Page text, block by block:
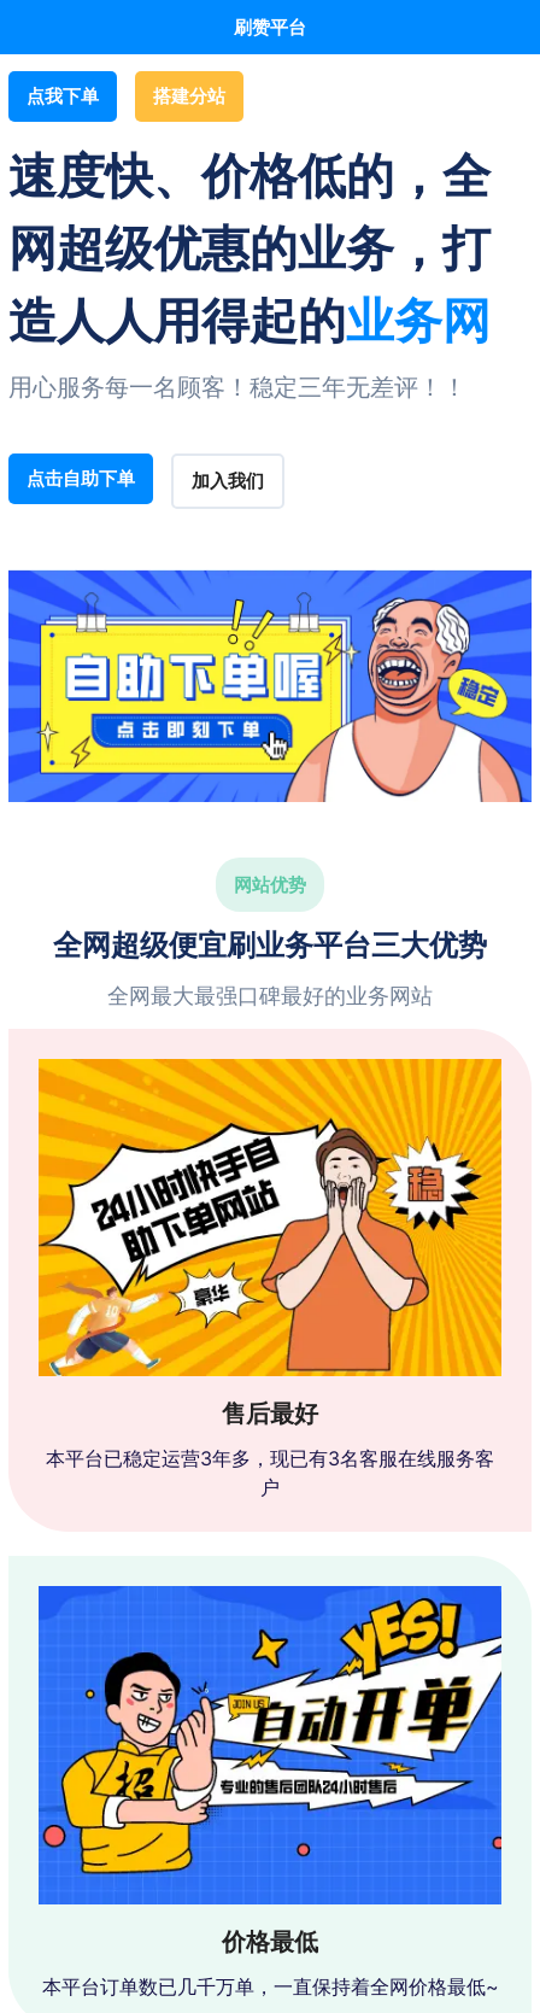
刷赞平台
点我下单 搭建分站
速度快、价格低的，全
网超级优惠的业务，打
造人人用得起的业务网
用心服务每一名顾客！稳定三年无差评！！
点击自助下单 加入我们
网站优势
全网超级便宜刷业务平台三大优势
全网最大最强口碑最好的业务网站
售后最好
本平台已稳定运营3年多，现已有3名客服在线服务客
户
价格最低
本平台订单数已几千万单，一直保持着全网价格最低~